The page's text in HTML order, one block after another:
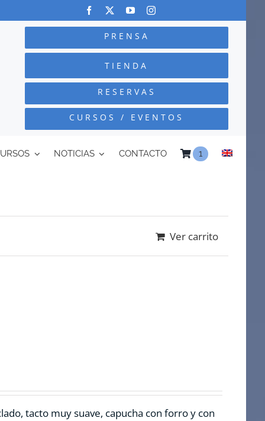
PRENSA
TIENDA
RESERVAS
CURSOS / EVENTOS
NOTICIAS CONTACTO 1
Ver carrito
tacto muy suave, capucha con forro y con